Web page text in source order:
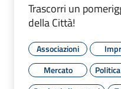
Trascorri un
della Città!
Associazioni
Mercato